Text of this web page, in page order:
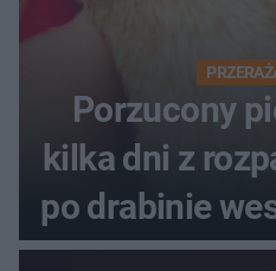
Porzucony
kilka dni z
po drabinie